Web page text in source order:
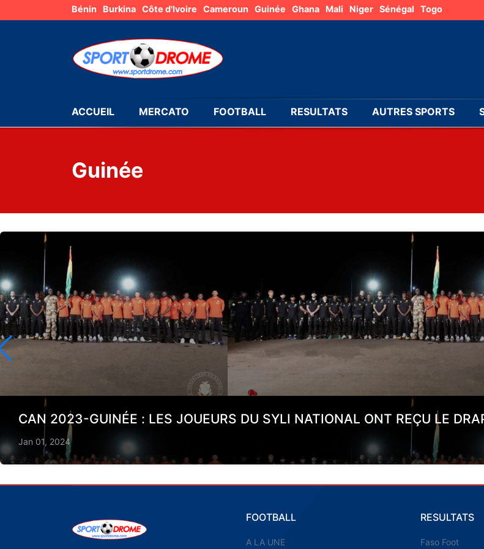
Bénin Burkina Côte d'Ivoire Cameroun Guinée Ghana Mali Niger Sénégal Togo
ACCUEIL MERCATO FOOTBALL RESULTATS AUTRES SPORTS
Guinée
CAN 2023-GUINÉE : LES JOUEURS DU SYLI NATIONAL ONT REÇU LE
Jan 01, 2024
FOOTBALL
A LA UNE
RESULTATS
Faso Foot